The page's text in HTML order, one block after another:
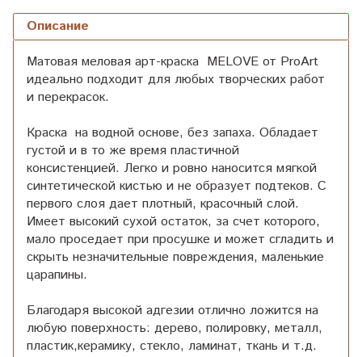
Описание
Матовая меловая арт-краска MELOVE от ProArt
идеально подходит для любых творческих работ
и перекрасок.
Краска на водной основе, без запаха. Обладает
густой и в то же время пластичной
консистенцией. Легко и ровно наносится мягкой
синтетической кистью и не образует подтеков. С
первого слоя дает плотный, красочный слой.
Имеет высокий сухой остаток, за счет которого,
мало проседает при просушке и может сгладить и
скрыть незначительные повреждения, маленькие
царапины.
Благодаря высокой адгезии отлично ложится на
любую поверхность: дерево, полировку, металл,
пластик,керамику, стекло, ламинат, ткань и т.д.